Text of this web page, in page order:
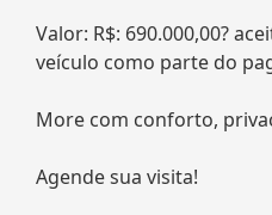
Valor: R$: 690.000,00?
veículo como parte do
More com conforto,
Agende sua visita!